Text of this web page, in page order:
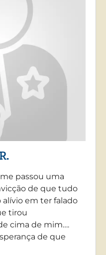
passou uma
de que tudo
em ter falado
tirou
cima de mim….
de que